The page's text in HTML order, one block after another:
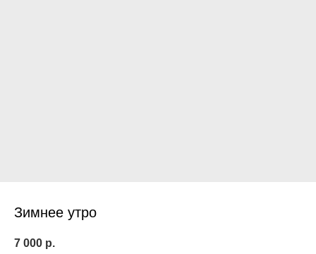
Зимнее утро
7 000 р.